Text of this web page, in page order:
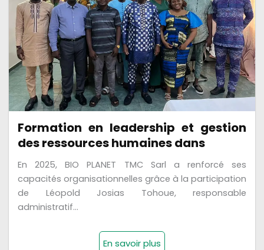
Formation en leadership et gestion
des ressources humaines dans
En 2025, BIO PLANET TMC Sarl a renforcé ses
capacités organisationnelles grâce à la participation
de Léopold Josias Tohoue, responsable
administratif...
En savoir plus